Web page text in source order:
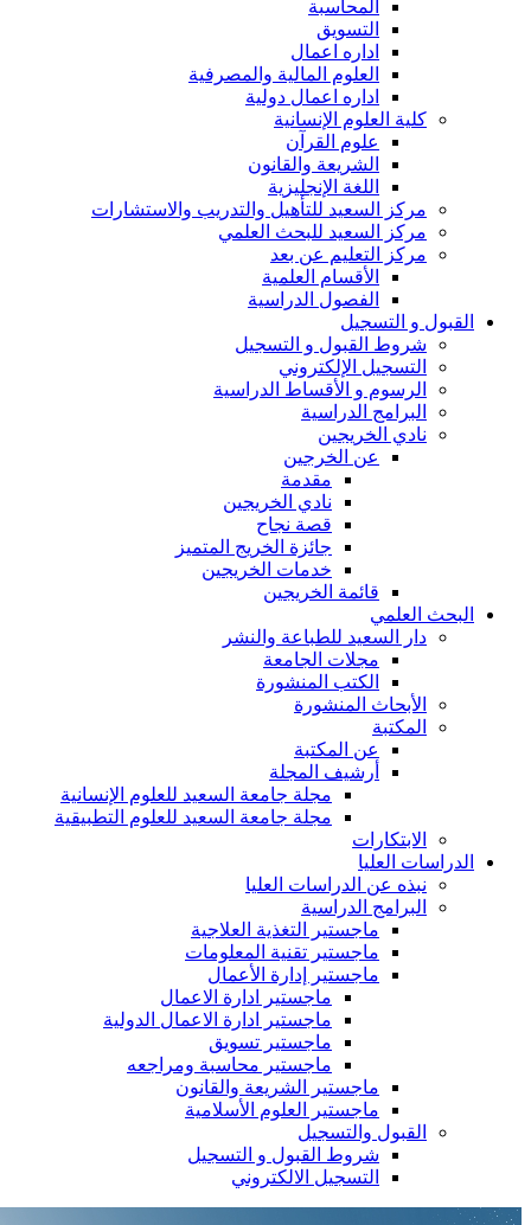
المحاسبة
التسويق
اداره اعمال
العلوم المالية والمصرفية
اداره اعمال دولية
كلية العلوم الإنسانية
علوم القرآن
الشريعة والقانون
اللغة الإنجليزية
مركز السعيد للتأهيل والتدريب والاستشارات
مركز السعيد للبحث العلمي
مركز التعليم عن بعد
الأقسام العلمية
الفصول الدراسية
القبول و التسجيل
شروط القبول و التسجيل
التسجيل الإلكتروني
الرسوم و الأقساط الدراسية
البرامج الدراسية
نادي الخريجين
عن الخرجين
مقدمة
نادي الخريجين
قصة نجاح
جائزة الخريج المتميز
خدمات الخريجين
قائمة الخريجين
البحث العلمي
دار السعيد للطباعة والنشر
مجلات الجامعة
الكتب المنشورة
الأبحاث المنشورة
المكتبة
عن المكتبة
أرشيف المجلة
مجلة جامعة السعيد للعلوم الإنسانية
مجلة جامعة السعيد للعلوم التطبيقية
الابتكارات
الدراسات العليا
نبذه عن الدراسات العليا
البرامج الدراسية
ماجستير التغذية العلاجية
ماجستير تقنية المعلومات
ماجستير إدارة الأعمال
ماجستير ادارة الاعمال
ماجستير ادارة الاعمال الدولية
ماجستير تسويق
ماجستير محاسبة ومراجعه
ماجستير الشريعة والقانون
ماجستير العلوم الأسلامية
القبول والتسجيل
شروط القبول و التسجيل
التسجيل الالكتروني